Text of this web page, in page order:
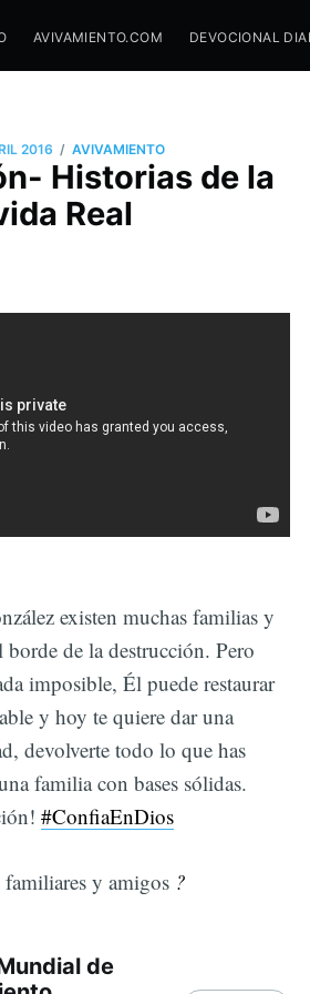
AVIVAMIENTO.COM DEVOCIONAL
2016 / AVIVAMIENTO
Historias de la
Real
existen muchas familias y
borde de la destrucción. Pero
imposible, Él puede restaurar
y hoy te quiere dar una
devolverte todo lo que has
familia con bases sólidas.
‪#‎ConfiaEnDios‬
y amigos ?
de